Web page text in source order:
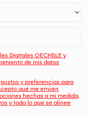
Digitales OECHSLE y
de mis datos
y preferencias para
que me envien
hechas a mi medida,
y todo lo que se alinee